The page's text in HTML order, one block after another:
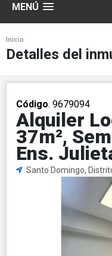
MENÚ
Inicio
Detalles del
Código. 9679094
Alquiler
37m²,
Ens.
Santo Domingo,